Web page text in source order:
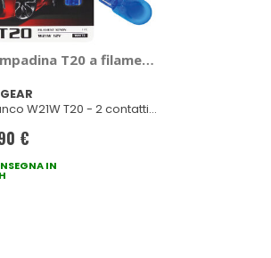
- T20 - 4 contatti - D-GEAR
T20 a filamento Super - T20 - 2
W21W T20 - 2 contatti
€
IN